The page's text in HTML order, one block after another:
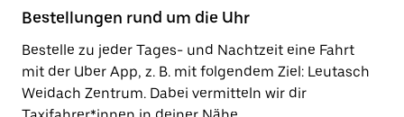
Bestellungen rund um die Uhr
Bestelle zu jeder Tages- und Nachtzeit eine Fahrt
mit der Uber App, z. B. mit folgendem Ziel: Leutasch
Weidach Zentrum. Dabei vermitteln wir dir